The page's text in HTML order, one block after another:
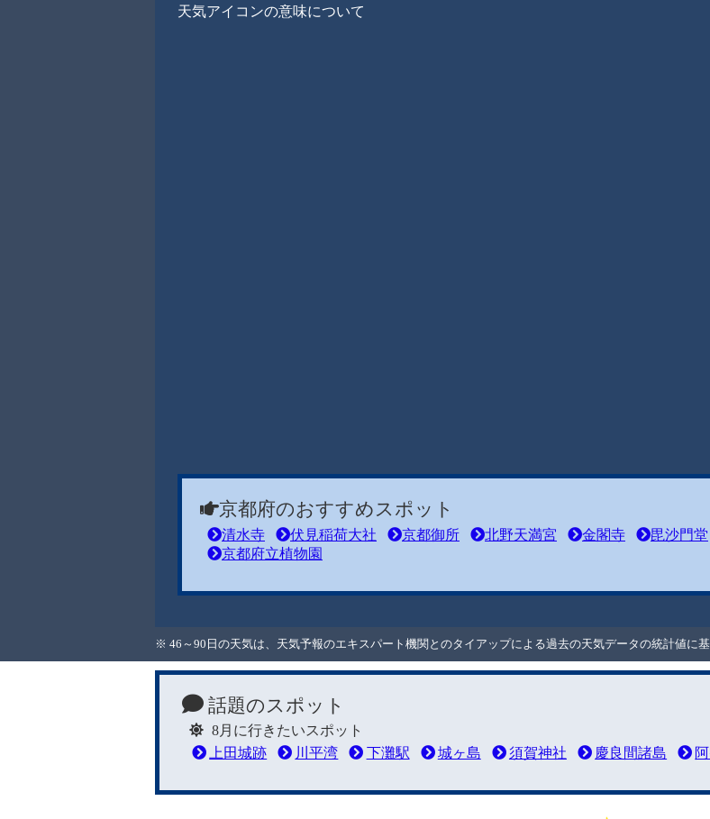
天気アイコンの意味について
京都府のおすすめスポット
清水寺 伏見稲荷大社 京都御所 北野天満宮 金閣寺 毘沙門堂
京都府立植物園
※ 46～90日の天気は、天気予報のエキスパート機関とのタイアップによる過去の天気データの統計値に基
話題のスポット
8月に行きたいスポット
上田城跡
川平湾 下灘駅 城ヶ島 須賀神社 慶良間諸島